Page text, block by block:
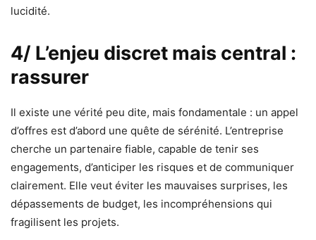
lucidité.
4/ L’enjeu discret mais central :
rassurer
Il existe une vérité peu dite, mais fondamentale : un appel
d’offres est d’abord une quête de sérénité. L’entreprise
cherche un partenaire fiable, capable de tenir ses
engagements, d’anticiper les risques et de communiquer
clairement. Elle veut éviter les mauvaises surprises, les
dépassements de budget, les incompréhensions qui
fragilisent les projets.